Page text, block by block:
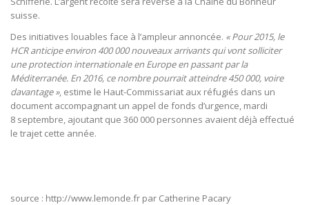
suisse.
Des initiatives louables face à l’ampleur annoncée. « Pour 2015, le
HCR anticipe environ 400 000 nouveaux arrivants qui vont solliciter
une protection internationale en Europe en passant par la
Méditerranée. En 2016, ce nombre pourrait atteindre 450 000, voire
davantage », estime le Haut-Commissariat aux réfugiés dans un
document accompagnant un appel de fonds d’urgence, mardi
8 septembre, ajoutant que 360 000 personnes avaient déjà effectué
le trajet cette année.
source : http://www.lemonde.fr par Catherine Pacary